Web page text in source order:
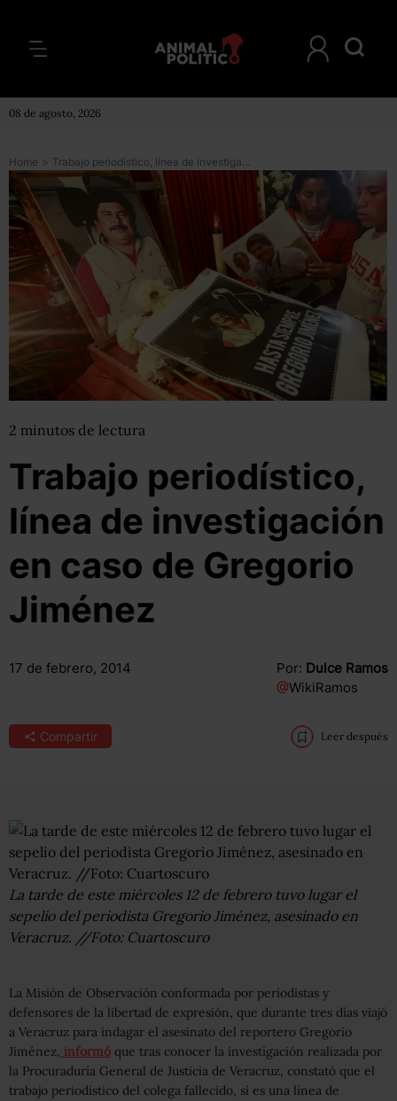
08 de agosto, 2026
Home > Trabajo periodístico, línea de investigación en caso de Gregorio Jiménez
2 minutos de lectura
Trabajo periodístico,
línea de investigación
en caso de Gregorio
Jiménez
17 de febrero, 2014 Por: Dulce Ramos
@WikiRamos
Compartir Leer después
La tarde de este miércoles 12 de febrero tuvo lugar el
sepelio del periodista Gregorio Jiménez, asesinado en
Veracruz. //Foto: Cuartoscuro
La Misión de Observación conformada por periodistas y
defensores de la libertad de expresión, que durante tres días viajó
a Veracruz para indagar el asesinato del reportero Gregorio
Jiménez, informó que tras conocer la investigación realizada por
la Procuraduría General de Justicia de Veracruz, constató que el
trabajo periodístico del colega fallecido, sí es una línea de